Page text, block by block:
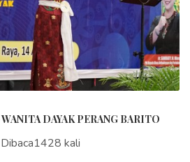
DAYAK PERANG BARITO
kali